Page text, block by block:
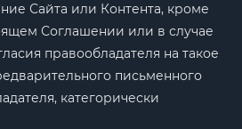
Сайта или Контента, кроме
Соглашении или в случае
правообладателя на такое
письменного
категорически